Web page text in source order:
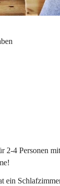
2-4 Personen
ein